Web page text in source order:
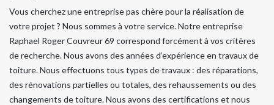
Vous cherchez une entreprise pas chère pour la réalisation de
votre projet ? Nous sommes à votre service. Notre entreprise
Raphael Roger Couvreur 69 correspond forcément à vos critères
de recherche. Nous avons des années d’expérience en travaux de
toiture. Nous effectuons tous types de travaux : des réparations,
des rénovations partielles ou totales, des rehaussements ou des
changements de toiture. Nous avons des certifications et nous